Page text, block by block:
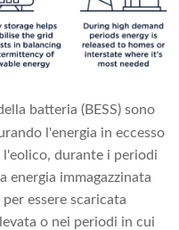
batteria (BESS) sono
l'energia in eccesso
durante i periodi
energia immagazzinata
essere scaricata
o nei periodi in cui